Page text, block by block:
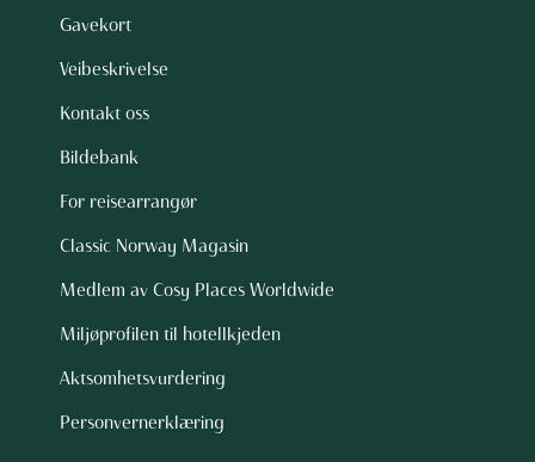
Gavekort
Veibeskrivelse
Kontakt oss
Bildebank
For reisearrangør
Classic Norway Magasin
Medlem av Cosy Places Worldwide
Miljøprofilen til hotellkjeden
Aktsomhetsvurdering
Personvernerklæring